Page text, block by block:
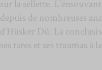
sur la sellette.
depuis de nombreuses
d’Hüsker Dü. La
ses tares et ses traumas